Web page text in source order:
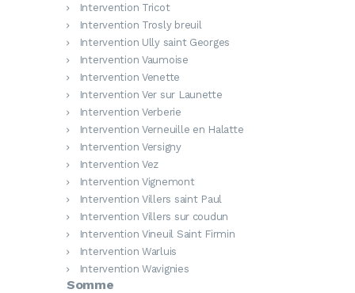
Intervention Tricot
Intervention Trosly breuil
Intervention Ully saint Georges
Intervention Vaumoise
Intervention Venette
Intervention Ver sur Launette
Intervention Verberie
Intervention Verneuille en Halatte
Intervention Versigny
Intervention Vez
Intervention Vignemont
Intervention Villers saint Paul
Intervention Villers sur coudun
Intervention Vineuil Saint Firmin
Intervention Warluis
Intervention Wavignies
Somme